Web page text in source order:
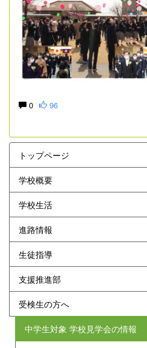
0 96
トップページ
学校概要
学校生活
進路情報
生徒指導
支援推進部
受検生の方へ
中学生対象 学校見学会の情報